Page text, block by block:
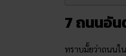
7 ถนนอัน
ทราบมั้ยว่าถนนใ